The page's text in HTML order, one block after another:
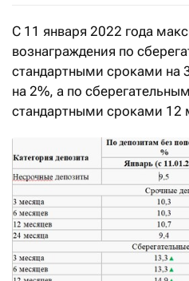
С 11 января 2022 года
вознаграждения по
стандартными сроками на
на 2%, а по
стандартными сроками 12